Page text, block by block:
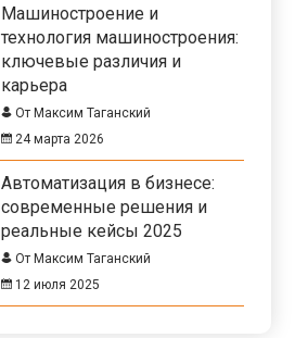
Машиностроение и
технология машиностроения:
ключевые различия и
карьера
От Максим Таганский
24 марта 2026
Автоматизация в бизнесе:
современные решения и
реальные кейсы 2025
От Максим Таганский
12 июля 2025